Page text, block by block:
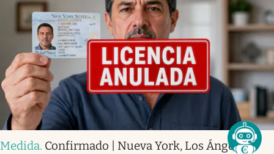
Medida. Confirmado | Nueva York, Los Ángeles,